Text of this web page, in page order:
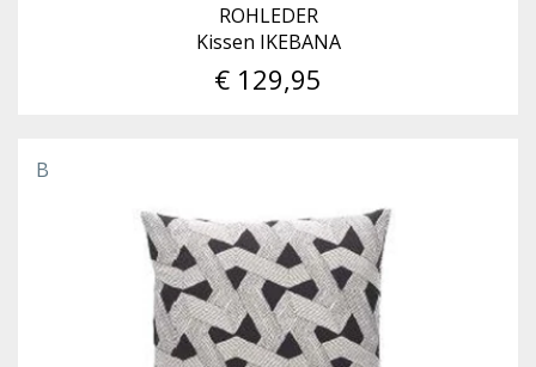
ROHLEDER
Kissen IKEBANA
€ 129,95
B